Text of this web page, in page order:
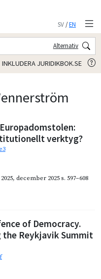
SV/EN
Alternativ
INKLUDERA JURIDIKBOK.SE
verktyg?
, december 2025s. 597–608
of Democracy.
Reykjavik Summit